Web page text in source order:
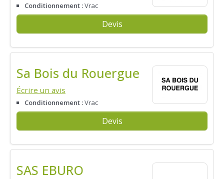
Conditionnement :Vrac
Devis
Sa Bois du Rouergue
Écrire un avis
Conditionnement :Vrac
Devis
SAS EBURO